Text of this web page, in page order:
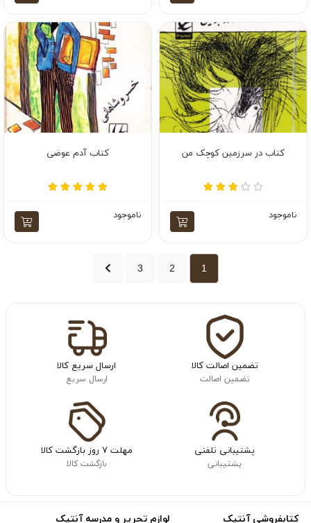
کتاب در سرزمین کوچک من
ناموجود
کتاب آدم عوضی
ناموجود
1
2
3
تضمین اصالت کالا
تضمین اصالت
ارسال سریع کالا
ارسال سریع
پشتیبانی تلفنی
پشتیبانی
مهلت ۷ روز بازگشت کالا
بازگشت کالا
کتابفروشی آنتیک لوازم تحریر و مدرسه آنتیک